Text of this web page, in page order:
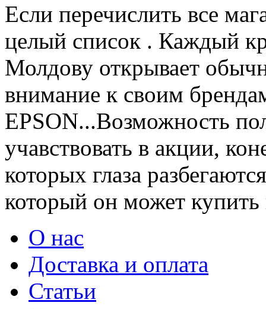
Если перечислить все
целый список . Каждый
Молдову открывает
внимание к своим
EPSON...Возможность
учавствовать в акции,
которых глаза
который он может купить
О нас
Доставка и оплата
Статьи